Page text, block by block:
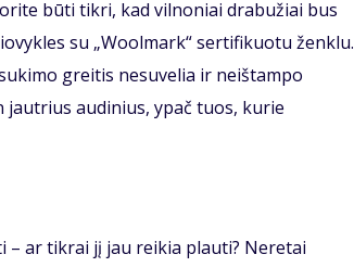
būti tikri, kad vilnoniai drabužiai bus
su „Woolmark“ sertifikuotu ženklu.
greitis nesuvelia ir neištampo
audinius, ypač tuos, kurie
– ar tikrai jį jau reikia plauti? Neretai